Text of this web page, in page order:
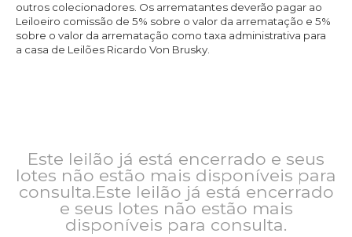
outros colecionadores. Os arrematantes deverão pagar ao
Leiloeiro comissão de 5% sobre o valor da arrematação e 5%
sobre o valor da arrematação como taxa administrativa para
a casa de Leilões Ricardo Von Brusky.
Este leilão já está encerrado e seus
lotes não estão mais disponíveis para
consulta.Este leilão já está encerrado
e seus lotes não estão mais
disponíveis para consulta.